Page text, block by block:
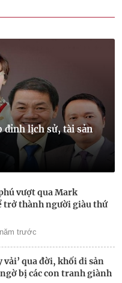
đỉnh lịch sử, tài sản
vượt qua Mark
trở thành người giàu thứ
trước
vải’ qua đời, khối di sản
bị các con tranh giành